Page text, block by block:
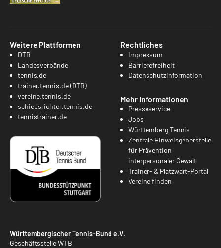
Weitere Plattformen
DTB
Landesverbände
tennis.de
trainer.tennis.de (DTB)
vereine.tennis.de
schiedsrichter.tennis.de
tennistrainer.de
Rechtliches
Impressum
Barrierefreiheit
Datenschutzinformation
Mehr Informationen
Presseservice
Jobs
Württemberg Tennis
Zentrale Hinweisgeberstelle
für Prävention
interpersonaler Gewalt
Trainer- & Platzwart-Portal
Vereine finden
Württembergischer Tennis-Bund e.V.
Geschäftsstelle WTB